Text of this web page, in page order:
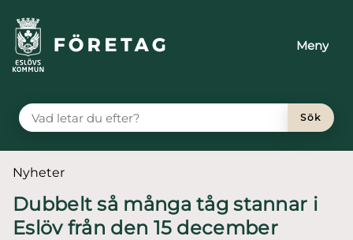
till innehåll
huvudmeny
Meny
VAD LETAR DU EFTER?
Sök
Du är här:
Nyheter
Dubbelt så många tåg stannar i
Eslöv från den 15 december